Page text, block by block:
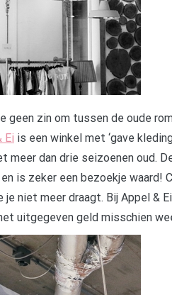
geen zin om tussen de oude
Ei is een winkel met ‘gave
meer dan drie seizoenen oud.
is zeker een bezoekje waard!
niet meer draagt. Bij Appel &
uitgegeven geld misschien